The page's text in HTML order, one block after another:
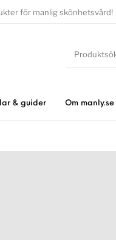
för manlig skönhetsvård!
& guider Om manly.se